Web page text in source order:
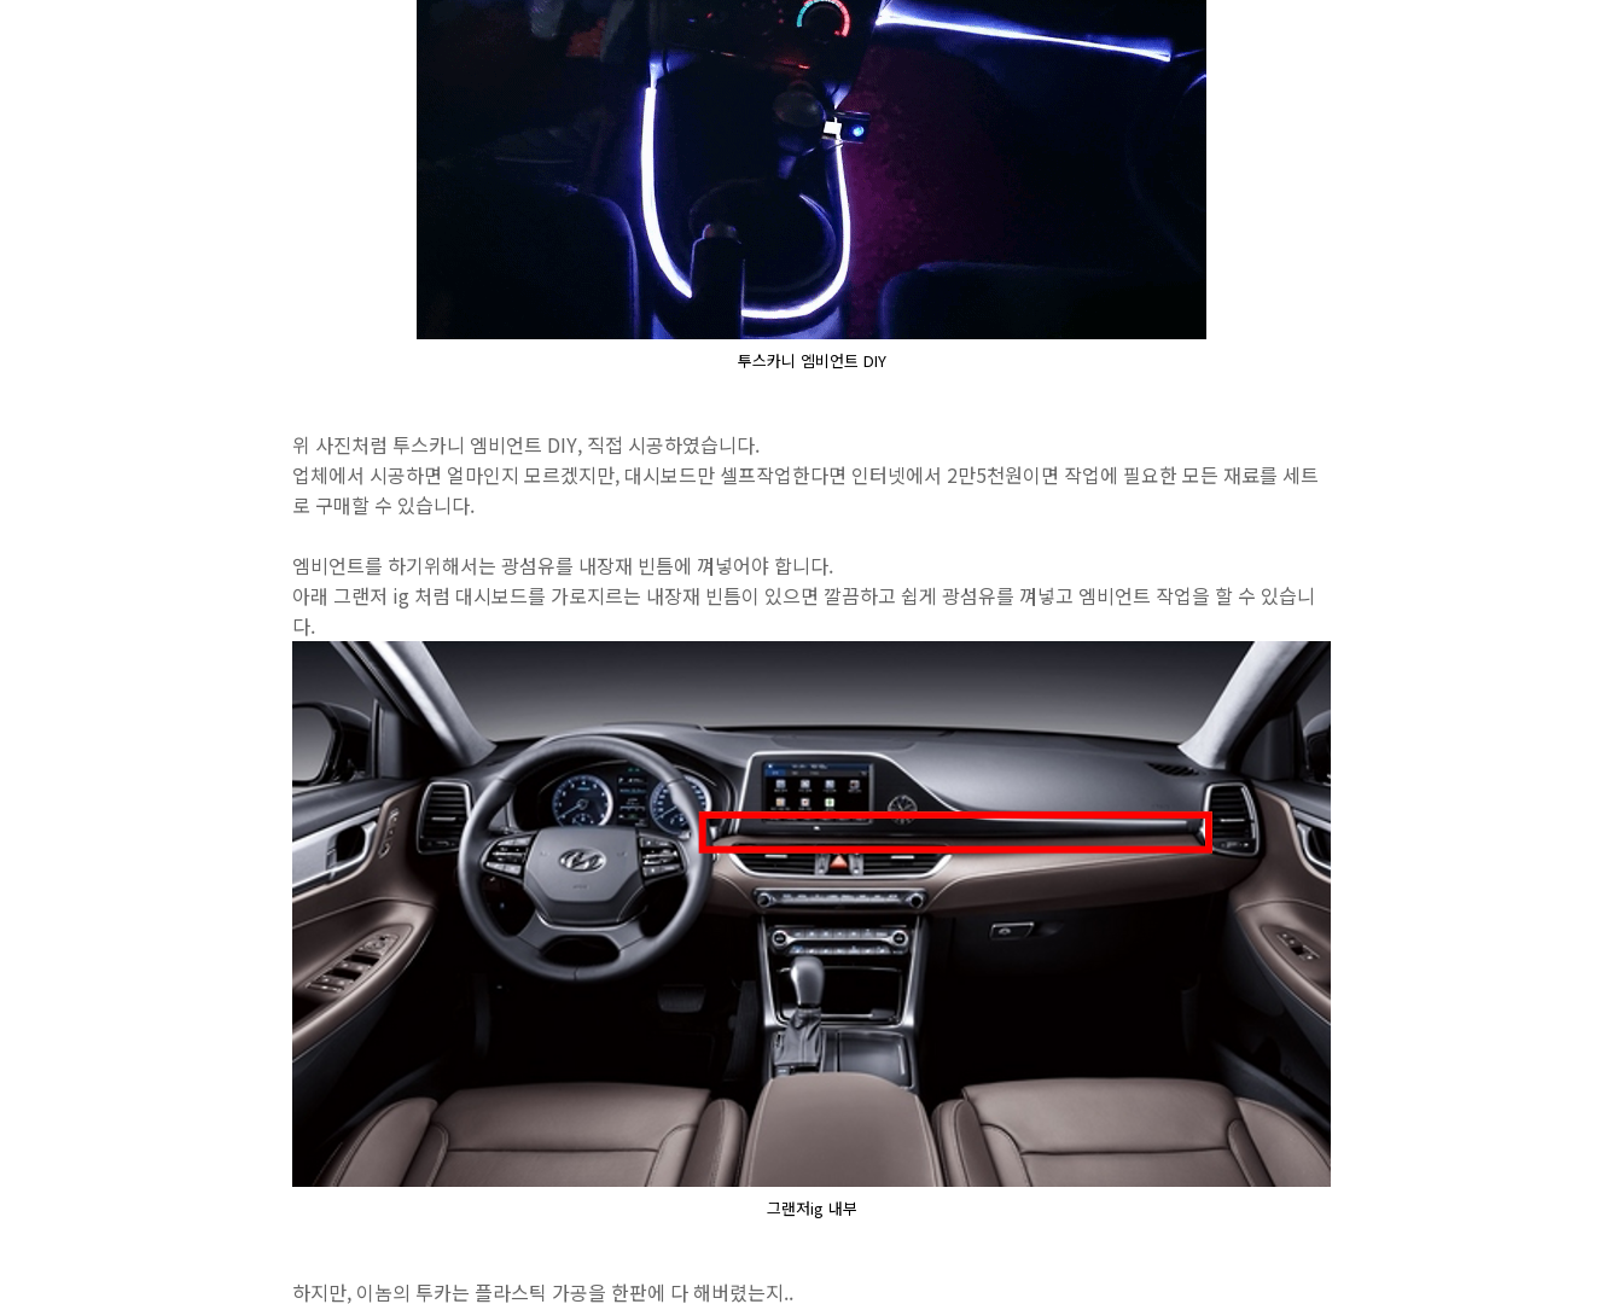
투스카니 엠비언트 DIY
위 사진처럼 투스카니 엠비언트 DIY, 직접 시공하였습니다.
업체에서 시공하면 얼마인지 모르겠지만, 대시보드만 셀프작업한다면 인터넷에서 2만5천원이면 작업에 필요한 모든 재료를 세트
로 구매할 수 있습니다.
엠비언트를 하기위해서는 광섬유를 내장재 빈틈에 껴넣어야 합니다.
아래 그랜저 ig 처럼 대시보드를 가로지르는 내장재 빈틈이 있으면 깔끔하고 쉽게 광섬유를 껴넣고 엠비언트 작업을 할 수 있습니
다.
그랜저ig 내부
하지만, 이놈의 투카는 플라스틱 가공을 한판에 다 해버렸는지..